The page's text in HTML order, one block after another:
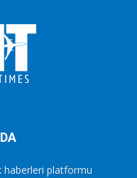
haberleri platformu